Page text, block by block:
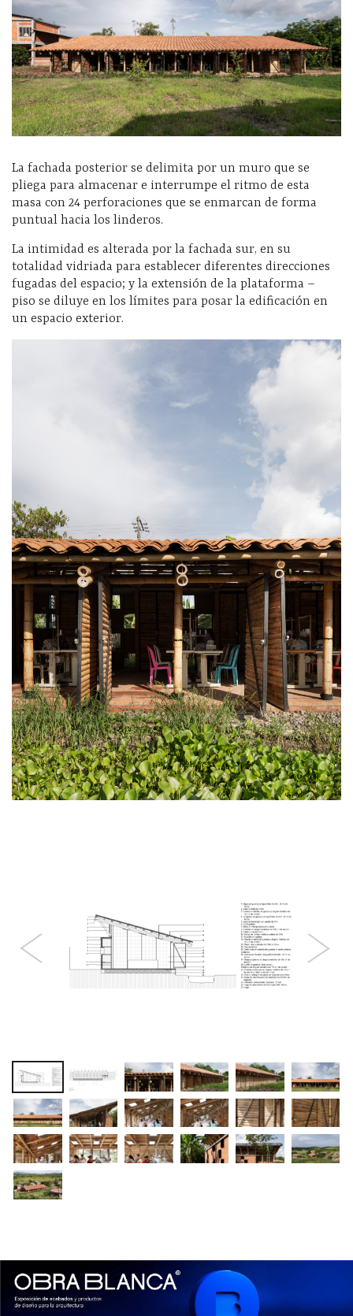
La fachada posterior se delimita por un muro que se
pliega para almacenar e interrumpe el ritmo de esta
masa con 24 perforaciones que se enmarcan de forma
puntual hacia los linderos.
La intimidad es alterada por la fachada sur, en su
totalidad vidriada para establecer diferentes direcciones
fugadas del espacio; y la extensión de la plataforma –
piso se diluye en los límites para posar la edificación en
un espacio exterior.